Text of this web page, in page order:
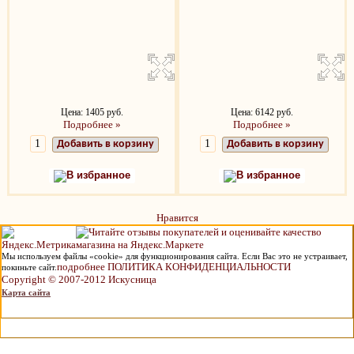
Цена: 1405 руб.
Подробнее »
Добавить в корзину
В избранное
Цена: 6142 руб.
Подробнее »
Добавить в корзину
В избранное
Нравится
Мы используем файлы «cookie» для функционирования сайта. Если Вас это не устраивает,
покиньте сайт.подробнее ПОЛИТИКА КОНФИДЕНЦИАЛЬНОСТИ
Copyright © 2007-2012 Искусница
Карта сайта